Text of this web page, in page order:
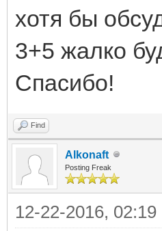
хотя бы
3+5 жалко
Спасибо!
Find
Alkonaft
Posting Freak
12-22-2016, 02:19